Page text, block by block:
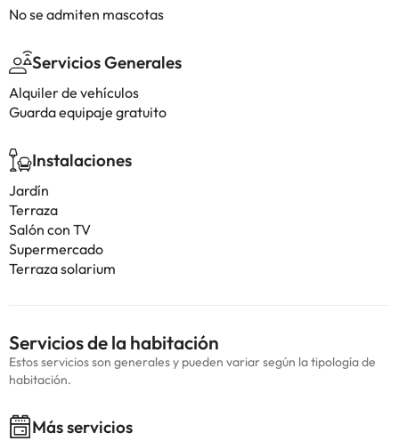
No se admiten mascotas
Servicios Generales
Alquiler de vehículos
Guarda equipaje gratuito
Instalaciones
Jardín
Terraza
Salón con TV
Supermercado
Terraza solarium
Servicios de la habitación
Estos servicios son generales y pueden variar según la tipología de
habitación.
Más servicios